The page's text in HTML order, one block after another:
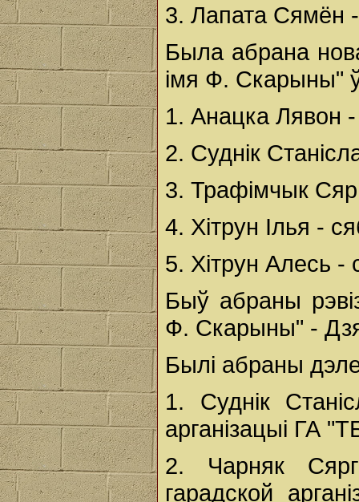
3. Лапата Сямён -
Была абрана
імя Ф. Скарыны"
1. Анацка Лявон
2. Суднік
3. Трафімчык
4. Хітрун Ілья -
5. Хітрун Алесь
Быў абраны
Ф. Скарыны" -
Былі абраны
1. Суднік
арганізацыі ГА
2. Чарняк
гарадской